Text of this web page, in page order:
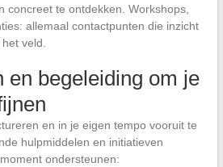
concreet te ontdekken. Workshops,
allemaal contactpunten die inzicht
veld.
en begeleiding om je
en in je eigen tempo vooruit te
hulpmiddelen en initiatieven
ondersteunen: